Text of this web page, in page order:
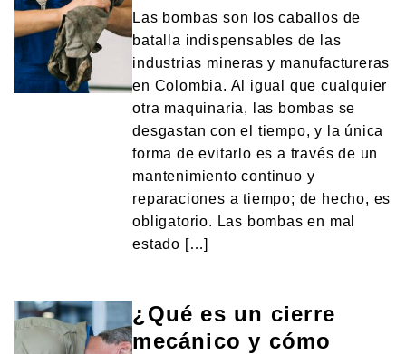
Las bombas son los caballos de
batalla indispensables de las
industrias mineras y manufactureras
en Colombia. Al igual que cualquier
otra maquinaria, las bombas se
desgastan con el tiempo, y la única
forma de evitarlo es a través de un
mantenimiento continuo y
reparaciones a tiempo; de hecho, es
obligatorio. Las bombas en mal
estado […]
¿Qué es un cierre
mecánico y cómo